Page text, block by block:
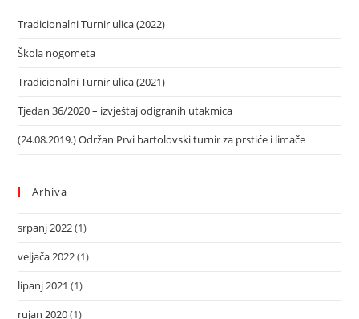
Tradicionalni Turnir ulica (2022)
Škola nogometa
Tradicionalni Turnir ulica (2021)
Tjedan 36/2020 – izvještaj odigranih utakmica
(24.08.2019.) Održan Prvi bartolovski turnir za prstiće i limače
Arhiva
srpanj 2022(1)
veljača 2022(1)
lipanj 2021 (1)
rujan 2020(1)